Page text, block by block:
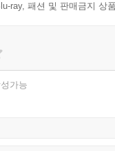
ray, 패션 및 판매금지 상
가능